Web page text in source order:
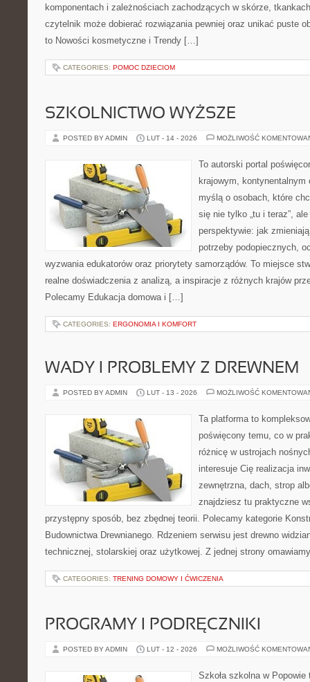
komponentach i zależnościach zachodzących w skórze,
czytelnik może dobierać rozwiązania pewniej oraz unikać puste
to Nowości kosmetyczne i Trendy […]
CATEGORIES: POMOC DZIECIOM
SZKOLNICTWO WYŻSZE
POSTED BY ADMIN LUT - 14 - 2026 MOŻLIWOŚĆ
To autorski portal
krajowym, kontynentalnym
myślą o osobach, które
się nie tylko „tu i teraz”,
perspektywie: jak
potrzeby podopiecznych,
wyzwania edukatorów oraz priorytety samorządów. To miejsce
realne doświadczenia z analizą, a inspiracje z różnych krajów
Polecamy Edukacja domowa i […]
CATEGORIES: ERGONOMIA I KOMFORT
WADY I PROBLEMY Z DREWNEM
POSTED BY ADMIN LUT - 13 - 2026 MOŻLIWOŚĆ
Ta platforma to
poświęcony temu, co w
różnicę w ustrojach
interesuje Cię realizacja
zewnętrzna, dach, strop
znajdziesz tu praktyczne
przystępny sposób, bez zbędnej teorii. Polecamy kategorie
Budownictwa Drewnianego. Rdzeniem serwisu jest drewno
technicznej, stolarskiej oraz użytkowej. Z jednej strony
CATEGORIES: TRENING DOMOWY I ĆWICZENIA
PROGRAMY I PODRĘCZNIKI
POSTED BY ADMIN LUT - 12 - 2026 MOŻLIWOŚĆ
Szkoła szkolna w